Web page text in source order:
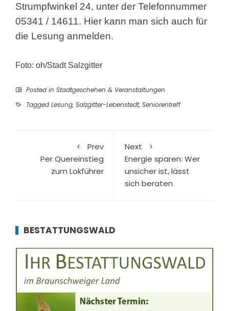
Strumpfwinkel 24, unter der Telefonnummer
05341 / 14611. Hier kann man sich auch für
die Lesung anmelden.
Foto: oh/Stadt Salzgitter
Posted in Stadtgeschehen & Veranstaltungen
Tagged Lesung, Salzgitter-Lebenstedt, Seniorentreff
Prev
Per Quereinstieg
zum Lokführer
Next
Energie sparen: Wer
unsicher ist, lässt
sich beraten
BESTATTUNGSWALD